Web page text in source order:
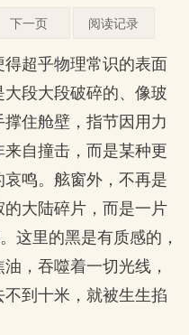
下一页 阅读记录
超乎物理常识的表面
段大段破碎的、像玻
住舱壁，指节因用力
自撞击，而是某种更
鸣。舷窗外，不再是
大陆碎片，而是一片
这里的黑是有质感的，
，吞噬着一切光线，
到十米，就被生生掐